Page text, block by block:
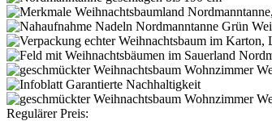
Regulärer Preis: